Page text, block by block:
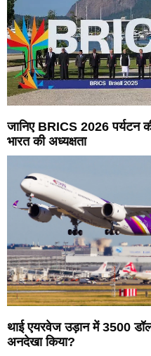
जानिए BRICS 2026 पर्यटन
भारत की अध्यक्षता
थाई एयरवेज उड़ान में 3500
अनदेखा किया?